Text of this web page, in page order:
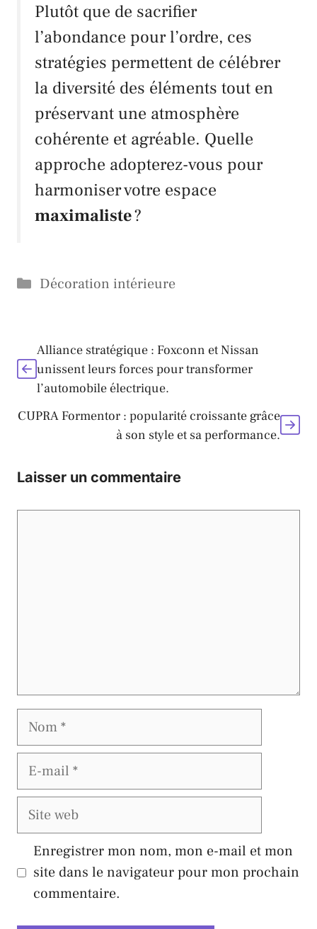
Plutôt que de sacrifier
l’abondance pour l’ordre, ces
stratégies permettent de célébrer
la diversité des éléments tout en
préservant une atmosphère
cohérente et agréable. Quelle
approche adopterez-vous pour
harmoniser votre espace
maximaliste?
Catégories
Décoration intérieure
Alliance stratégique : Foxconn et Nissan
unissent leurs forces pour transformer
l’automobile électrique.
CUPRA Formentor : popularité croissante grâce
à son style et sa performance.
Laisser un commentaire
Nom
E-
Site
Enregistrer mon nom, mon e-mail et mon
site dans le navigateur pour mon prochain
commentaire.